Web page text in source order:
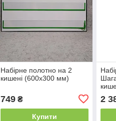
Набірне полотно на 2
кишені (600х300 мм)
749₴
Купити
2